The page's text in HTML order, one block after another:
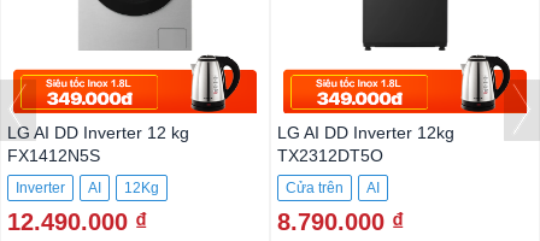
LG AI DD Inverter 12 kg
FX1412N5S
Inverter AI 12Kg
12.490.000 ₫
LG AI DD Inverter 12kg
TX2312DT5O
Cửa trên AI
8.790.000 ₫